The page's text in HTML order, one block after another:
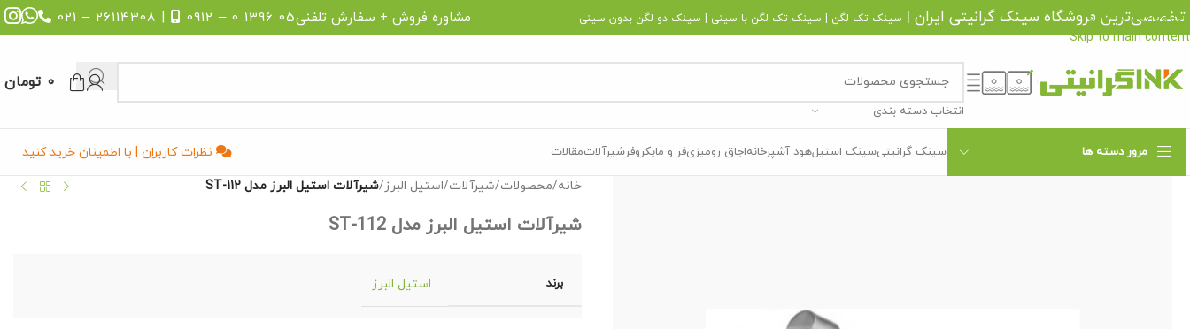
Skip to navigation
Skip to main content
تخصصی‌ترین فروشگاه سینک گرانیتی ایران | سینک تک لگن سینک تک لگن با سینی سینک دو لگن بدون سینی مشاوره فروش + سفارش تلفنی05 1396 0 – 0912
| 26114308 – 021
انتخاب دسته بندی
0 تومان
مرور دسته ها سینک گرانیتیسینک استیلهود آشپزخانهاجاق رومیزیفر و مایکروفرشیرآلاتمقالات نظرات کاربران | با اطمینان خرید کنید
خانه/محصولات/شیرآلات/استیل البرز/شیرآلات استیل البرز مدل ST-112
شیرآلات استیل البرز مدل ST-112
برند استیل البرز